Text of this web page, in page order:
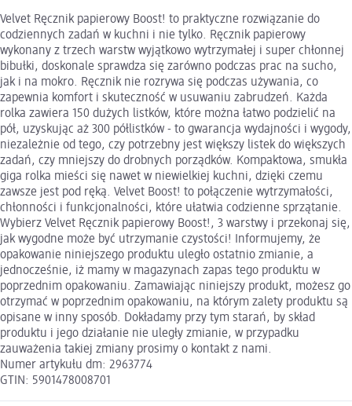
Velvet Ręcznik papierowy Boost! to praktyczne rozwiązanie do
codziennych zadań w kuchni i nie tylko. Ręcznik papierowy
wykonany z trzech warstw wyjątkowo wytrzymałej i super chłonnej
bibułki, doskonale sprawdza się zarówno podczas prac na sucho,
jak i na mokro. Ręcznik nie rozrywa się podczas używania, co
zapewnia komfort i skuteczność w usuwaniu zabrudzeń. Każda
rolka zawiera 150 dużych listków, które można łatwo podzielić na
pół, uzyskując aż 300 półlistków - to gwarancja wydajności i wygody,
niezależnie od tego, czy potrzebny jest większy listek do większych
zadań, czy mniejszy do drobnych porządków. Kompaktowa, smukła
giga rolka mieści się nawet w niewielkiej kuchni, dzięki czemu
zawsze jest pod ręką. Velvet Boost! to połączenie wytrzymałości,
chłonności i funkcjonalności, które ułatwia codzienne sprzątanie.
Wybierz Velvet Ręcznik papierowy Boost!, 3 warstwy i przekonaj się,
jak wygodne może być utrzymanie czystości! Informujemy, że
opakowanie niniejszego produktu uległo ostatnio zmianie, a
jednocześnie, iż mamy w magazynach zapas tego produktu w
poprzednim opakowaniu. Zamawiając niniejszy produkt, możesz go
otrzymać w poprzednim opakowaniu, na którym zalety produktu są
opisane w inny sposób. Dokładamy przy tym starań, by skład
produktu i jego działanie nie uległy zmianie, w przypadku
zauważenia takiej zmiany prosimy o kontakt z nami.
Numer artykułu dm: 2963774
GTIN: 5901478008701